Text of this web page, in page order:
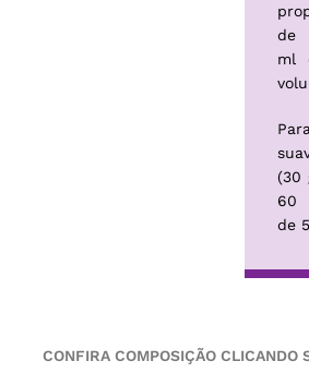
de
ml
(30
60
de
CONFIRA COMPOSIÇÃO CLICANDO